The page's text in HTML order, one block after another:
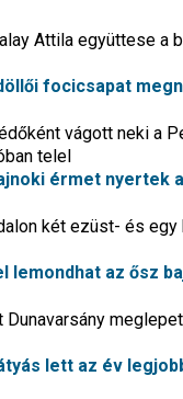
Attila együttese a
focicsapat
vágott neki a
telel
érmet nyertek
két ezüst- és
lemondhat az ősz
lett az év